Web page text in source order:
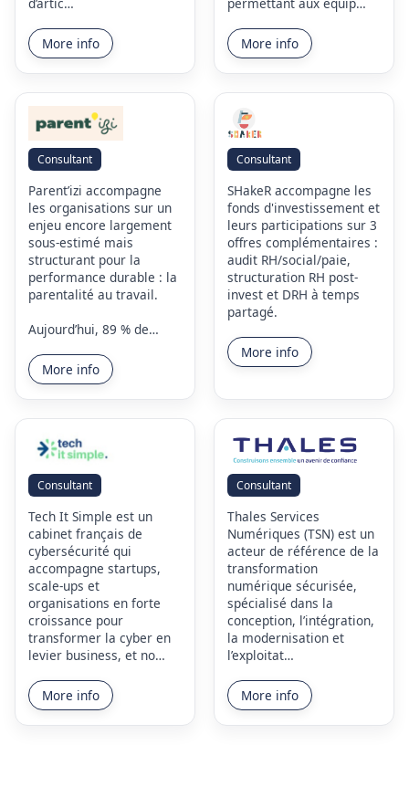
d’artic…
More info
permettant aux équip…
More info
Consultant
Parent’izi accompagne
les organisations sur un
enjeu encore largement
sous-estimé mais
structurant pour la
performance durable : la
parentalité au travail.
Aujourd’hui, 89 % de…
More info
Consultant
SHakeR accompagne les
fonds d'investissement et
leurs participations sur 3
offres complémentaires :
audit RH/social/paie,
structuration RH post-
invest et DRH à temps
partagé.
More info
Consultant
Tech It Simple est un
cabinet français de
cybersécurité qui
accompagne startups,
scale-ups et
organisations en forte
croissance pour
transformer la cyber en
levier business, et no…
More info
Consultant
Thales Services
Numériques (TSN) est un
acteur de référence de la
transformation
numérique sécurisée,
spécialisé dans la
conception, l’intégration,
la modernisation et
l’exploitat…
More info